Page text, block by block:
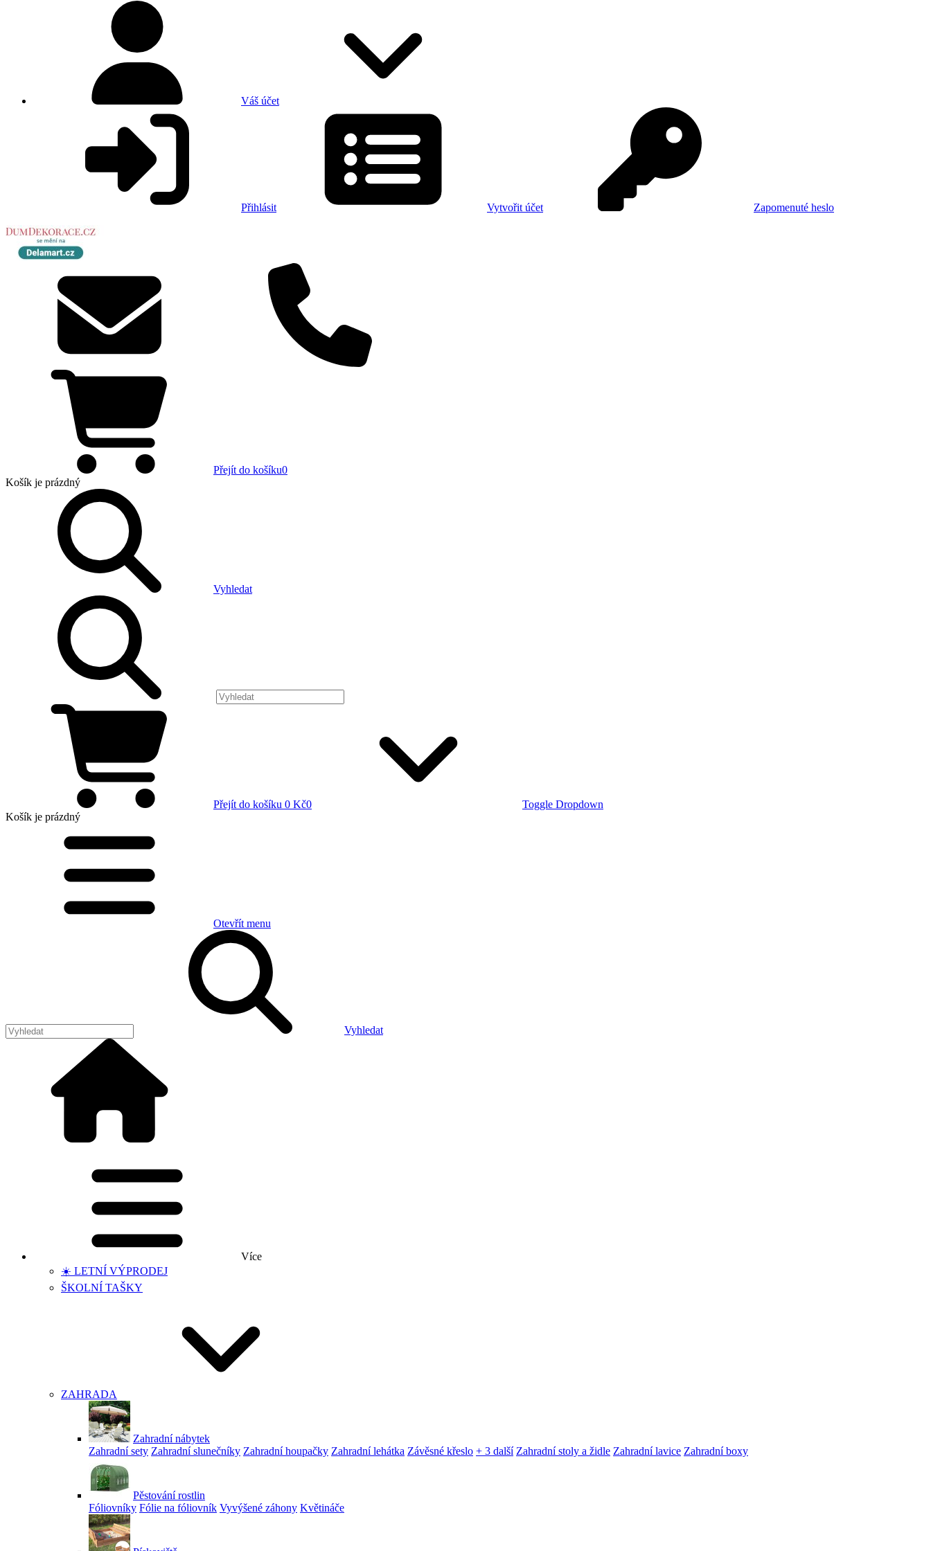
Váš účet
Přihlásit Vytvořit účet Zapomenuté heslo
Přejít do košíku0
Košík je prázdný
Vyhledat
Přejít do košíku 0 Kč0
Toggle Dropdown
Košík je prázdný
Otevřít menu
Vyhledat
Více
☀️ LETNÍ VÝPRODEJ
ŠKOLNÍ TAŠKY
ZAHRADA
Zahradní nábytek
Zahradní sety Zahradní slunečníky Zahradní houpačky Zahradní lehátka Závěsné křeslo + 3 další Zahradní stoly a židle Zahradní lavice Zahradní boxy
Pěstování rostlin
Fóliovníky Fólie na fóliovník Vyvýšené záhony Květináče